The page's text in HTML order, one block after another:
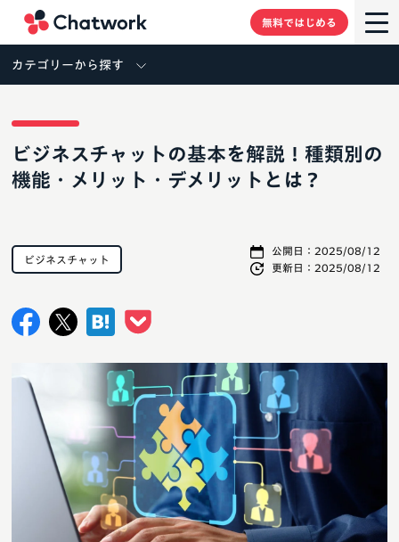
無料ではじめる
カテゴリーから探す
ビジネスチャットの基本を解説！種類別の
機能・メリット・デメリットとは？
公開日： 2025/08/12
更新日： 2025/08/12
ビジネスチャット